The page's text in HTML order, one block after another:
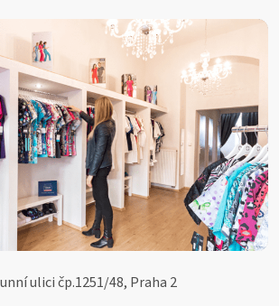
ulici čp.1251/48, Praha 2